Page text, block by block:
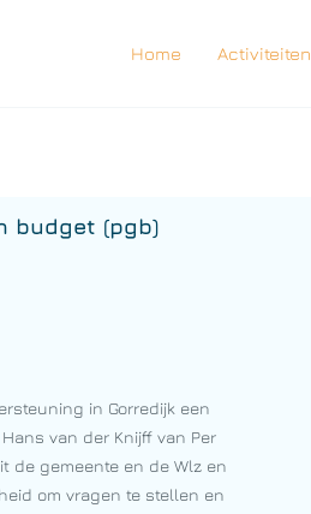
Home Activiteiten
budget (pgb)
in Gorredijk een
van der Knijff van Per
de gemeente en de Wlz en
om vragen te stellen en